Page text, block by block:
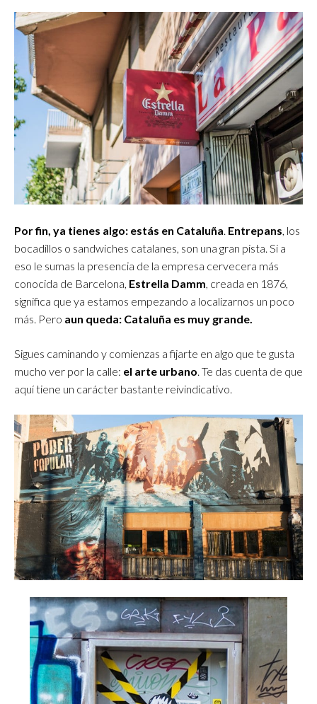
Por fin, ya tienes algo: estás en Cataluña Entrepans , los
bocadillos o sandwiches catalanes, son una gran pista. Si a
eso le sumas la presencia de la empresa cervecera más
conocida de Barcelona, Estrella Damm , creada en 1876,
significa que ya estamos empezando a localizarnos un poco
más. Pero aun queda: Cataluña es muy grande.
Sigues caminando y comienzas a fijarte en algo que te gusta
mucho ver por la calle: el arte urbano . Te das cuenta de que
aquí tiene un carácter bastante reivindicativo.